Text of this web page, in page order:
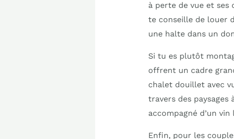
à perte de vue et ses
te conseille de louer
une halte dans un
Si tu es plutôt
offrent un cadre
chalet douillet avec
travers des paysages
accompagné d’un
Enfin, pour les